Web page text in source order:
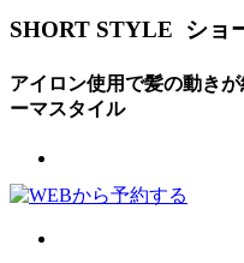
SHORT STYLE ショ
アイロン使用で髪の動き
ーマスタイル